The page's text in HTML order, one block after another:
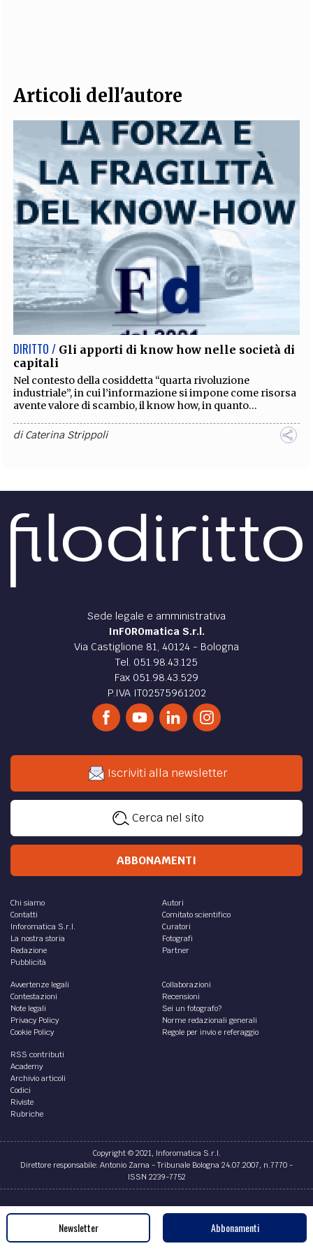
SOCIAL MEDIA
Articoli dell'autore
DIRITTO / Gli apporti di know how nelle società di
capitali
Nel contesto della cosiddetta “quarta rivoluzione
industriale”, in cui l’informazione si impone come risorsa
avente valore di scambio, il know how, in quanto...
diCaterina Strippoli
Sede legale e amministrativa
InFOROmatica S.r.l.
Via Castiglione 81, 40124 - Bologna
Tel. 051.98.43.125
Fax 051.98.43.529
P.IVA IT02575961202
Iscriviti alla newsletter
Cerca nel sito
ABBONAMENTI
Chi siamo
Contatti
Inforomatica S.r.l.
La nostra storia
Redazione
Pubblicità
Autori
Comitato scientifico
Curatori
Fotografi
Partner
Avvertenze legali
Contestazioni
Note legali
Privacy Policy
Cookie Policy
Collaborazioni
Recensioni
Sei un fotografo?
Norme redazionali generali
Regole per invio e referaggio
RSS contributi
Academy
Archivio articoli
Codici
Riviste
Rubriche
Copyright © 2021, Inforomatica S.r.l.
Direttore responsabile: Antonio Zama - Tribunale Bologna 24.07.2007, n.7770 -
ISSN 2239-7752
Credits
Newsletter Abbonamenti